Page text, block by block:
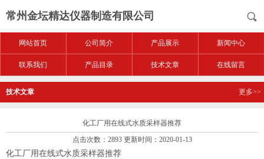
常州金坛精达仪器制造有限公司
网站首页 公司简介 产品展示 新闻中心
联系我们 产品目录 技术文章 在线留言
技术文章 更多>>
化工厂用在线式水质采样器推荐
点击次数：2893 更新时间：2020-01-13
化工厂用在线式水质采样器推荐